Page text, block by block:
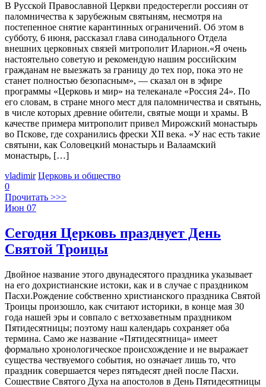
В Русской Православной Церкви предостерегли россиян от
паломничества к зарубежным святыням, несмотря на
постепенное снятие карантинных ограничений. Об этом в
субботу, 6 июня, рассказал глава синодального Отдела
внешних церковных связей митрополит Иларион.«Я очень
настоятельно советую и рекомендую нашим российским
гражданам не выезжать за границу до тех пор, пока это не
станет полностью безопасным», — сказал он в эфире
программы «Церковь и мир» на телеканале «Россия 24». По
его словам, в стране много мест для паломничества и святынь,
в числе которых древние обители, святые мощи и храмы. В
качестве примера митрополит привел Мирожский монастырь
во Пскове, где сохранились фрески XII века. «У нас есть такие
святыни, как Соловецкий монастырь и Валаамский
монастырь, […]
vladimir Церковь и общество
0
Прочитать >>>
Июн 07
Сегодня Церковь празднует День
Святой Троицы
Двойное название этого двунадесятого праздника указывает
на его дохристианские истоки, как и в случае с праздником
Пасхи.Рождение собственно христианского праздника Святой
Троицы произошло, как считают историки, в конце мая 30
года нашей эры и совпало с ветхозаветным праздником
Пятидесятницы; поэтому наш календарь сохраняет оба
термина. Само же название «Пятидесятница» имеет
формально хронологическое происхождение и не выражает
существа чествуемого события, но означает лишь то, что
праздник совершается через пятьдесят дней после Пасхи.
Сошествие Святого Духа на апостолов в День Пятидесятницы